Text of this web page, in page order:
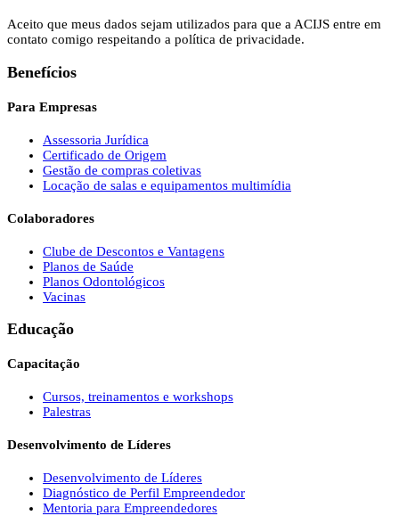
Aceito que meus dados sejam utilizados para que a ACIJS entre em
contato comigo respeitando a política de privacidade.
Benefícios
Para Empresas
Assessoria Jurídica
Certificado de Origem
Gestão de compras coletivas
Locação de salas e equipamentos multimídia
Colaboradores
Clube de Descontos e Vantagens
Planos de Saúde
Planos Odontológicos
Vacinas
Educação
Capacitação
Cursos, treinamentos e workshops
Palestras
Desenvolvimento de Líderes
Desenvolvimento de Líderes
Diagnóstico de Perfil Empreendedor
Mentoria para Empreendedores